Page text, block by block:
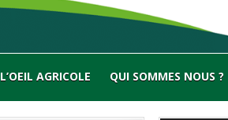
L’OEIL AGRICOLE QUI SOMMES NOUS ?